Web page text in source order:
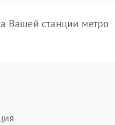
Вашей станции метро